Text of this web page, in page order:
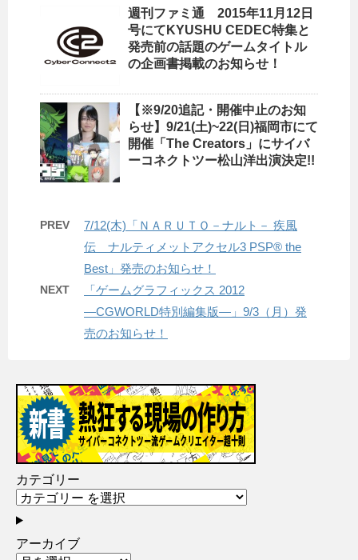
週刊ファミ通 2015年11月12日
号にてKYUSHU CEDEC特集と
発売前の話題のゲームタイトル
の企画書掲載のお知らせ！
【※9/20追記・開催中止のお知
らせ】9/21(土)~22(日)福岡市にて
開催「The Creators」にサイバ
ーコネクトツー松山洋出演決定!!
PREV
7/12(木)「ＮＡＲＵＴＯ－ナルト－ 疾風
伝 ナルティメットアクセル3 PSP® the
Best」発売のお知らせ！
NEXT
「ゲームグラフィックス 2012
―CGWORLD特別編集版―」9/3（月）発
売のお知らせ！
カテゴリー
アーカイブ